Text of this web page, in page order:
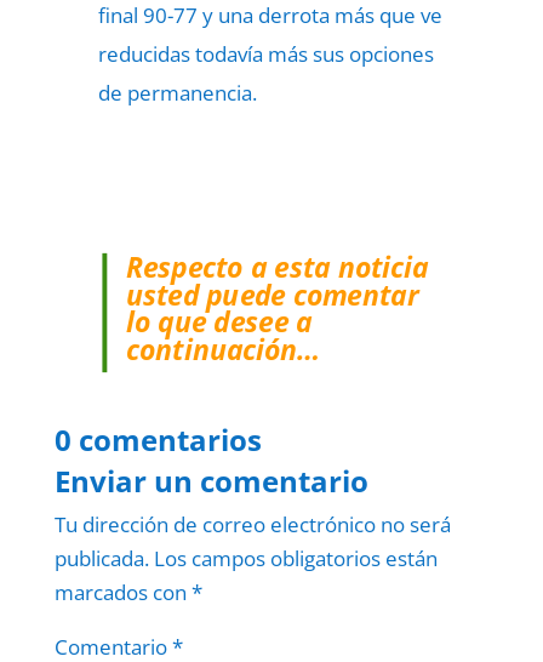
final 90-77 y una derrota más que ve
reducidas todavía más sus opciones
de permanencia.
Respecto a esta noticia
usted puede comentar
lo que desee a
continuación…
0 comentarios
Enviar un comentario
Tu dirección de correo electrónico no será
publicada. Los campos obligatorios están
marcados con *
Comentario*